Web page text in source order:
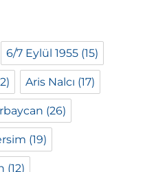
6/7 Eylül 1955 (15)
Aris Nalcı (17)
(26)
(19)
(12)